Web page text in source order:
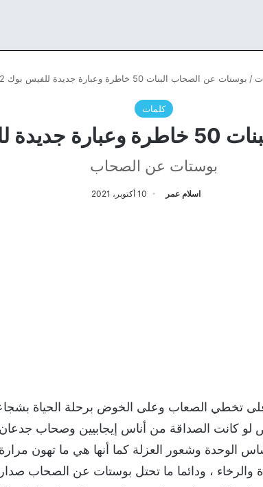
/ بوستات عن الصحاب البنات 50 خاطرة وعبارة جديدة للفيس بوك 2022
كلمات
بوك 2022
بوستات عن الصحاب
اسلام عمر 10 أكتوبر، 2021
تخطي الصعاب وعلى الخوض برحلة الحياة بشجاعة
كانت الصداقة من أناس إيجابيين وصحاب جدعان
وشعور العزلة كما أنها هي ما تهون مرارة
والرخاء ، ودائما ما تحتل بوستات عن الصحاب